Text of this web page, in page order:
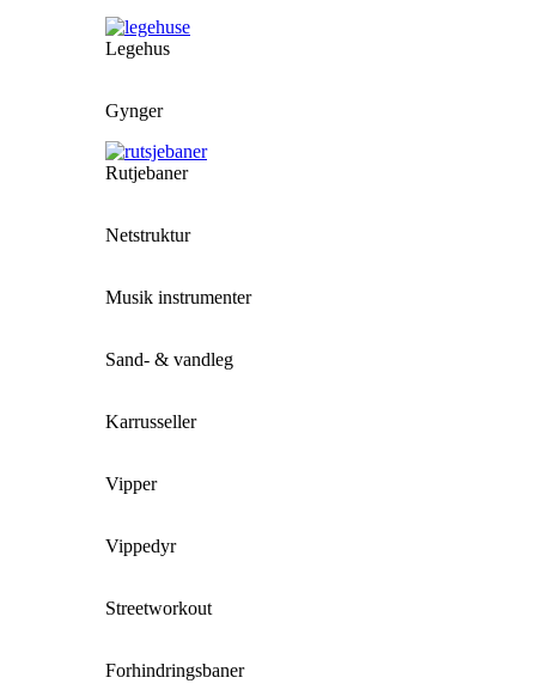
Legehus
Gynger
Rutjebaner
Netstruktur
Musik instrumenter
Sand- & vandleg
Karrusseller
Vipper
Vippedyr
Streetworkout
Forhindringsbaner